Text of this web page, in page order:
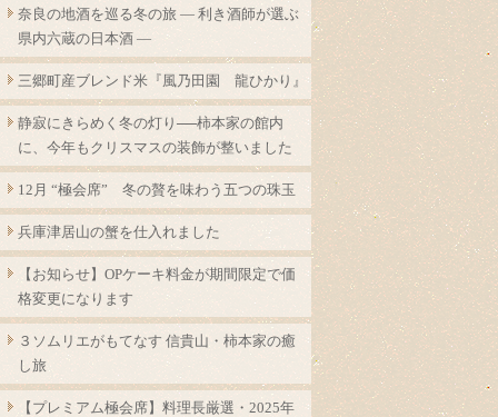
奈良の地酒を巡る冬の旅 ― 利き酒師が選ぶ
県内六蔵の日本酒 ―
三郷町産ブレンド米『風乃田園 龍ひかり』
静寂にきらめく冬の灯り──柿本家の館内
に、今年もクリスマスの装飾が整いました
12月 “極会席” 冬の贅を味わう五つの珠玉
兵庫津居山の蟹を仕入れました
【お知らせ】OPケーキ料金が期間限定で価
格変更になります
３ソムリエがもてなす 信貴山・柿本家の癒
し旅
【プレミアム極会席】料理長厳選・2025年